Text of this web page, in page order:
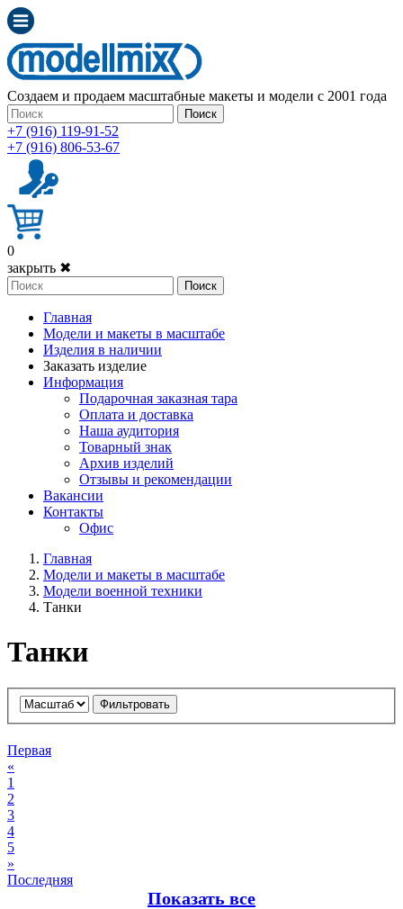
Создаем и продаем масштабные макеты и модели с 2001 года
Поиск
+7 (916) 119-91-52
+7 (916) 806-53-67
0
закрыть ✖
Поиск
Главная
Модели и макеты в масштабе
Изделия в наличии
Заказать изделие
Информация
Подарочная заказная тара
Оплата и доставка
Наша аудитория
Товарный знак
Архив изделий
Отзывы и рекомендации
Вакансии
Контакты
Офис
Главная
Модели и макеты в масштабе
Модели военной техники
Танки
Танки
Фильтровать
Первая
«
1
2
3
4
5
»
Последняя
Показать все